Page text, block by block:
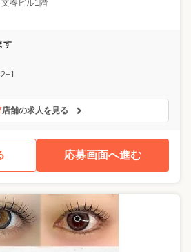
春ビル1階
す
店舗の求人を見る
応募画面へ進む